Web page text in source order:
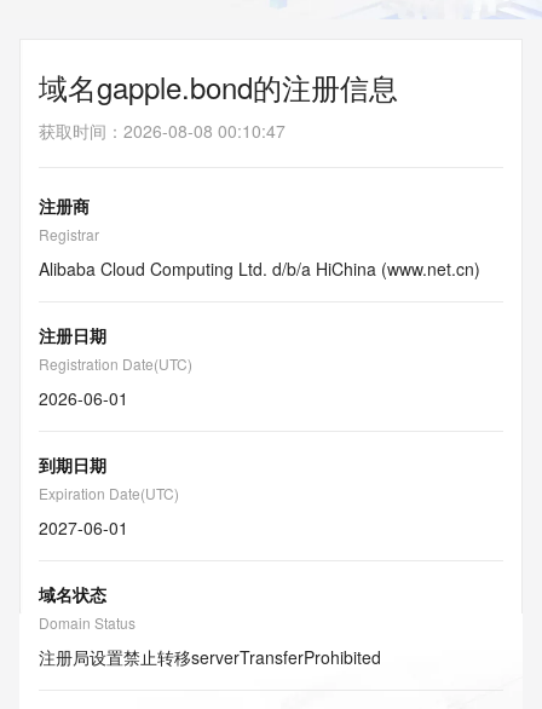
域名gapple.bond的注册信息
获取时间 ： 2026-08-08 00:10:47
注册商
Registrar
Alibaba Cloud Computing Ltd. d/b/a HiChina (www.net.cn)
注册日期
Registration Date(UTC)
2026-06-01
到期日期
Expiration Date(UTC)
2027-06-01
域名状态
Domain Status
注册局设置禁止转移serverTransferProhibited